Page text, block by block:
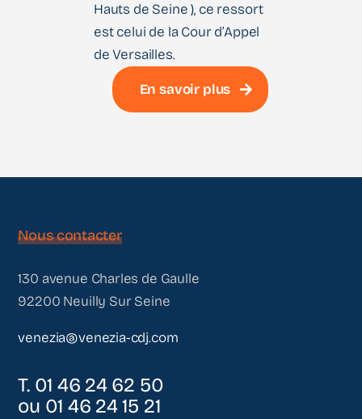
Hauts de Seine ), ce ressort
est celui de la Cour d’Appel
de Versailles.
En savoir plus
Nous contacter
130 avenue Charles de Gaulle
92200 Neuilly Sur Seine
venezia@venezia-cdj.com
T. 01 46 24 62 50
ou 01 46 24 15 21